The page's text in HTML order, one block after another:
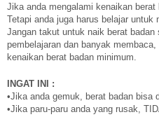
Jika anda mengalami kenaikan
Tetapi anda juga harus belajar untuk
Jangan takut untuk naik berat
pembelajaran dan banyak
kenaikan berat badan minimum.
INGAT INI :
•Jika anda gemuk, berat badan bisa
•Jika paru-paru anda yang rusak,